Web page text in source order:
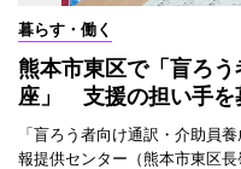
暮らす・働く
熊本市東区で「盲ろ
座」 支援の担い手を
「盲ろう者向け通訳・介助員
報提供センター（熊本市東区